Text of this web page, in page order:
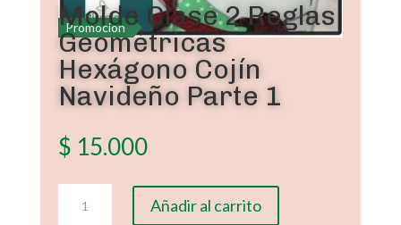
Promoción
Molde Clase 2 Reglas
Geométricas
Hexágono Cojín
Navideño Parte 1
$ 15.000
Clase
Añadir al carrito